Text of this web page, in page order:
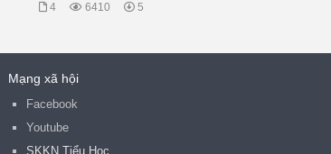
4 6410 5
Mạng xã hội
Facebook
Youtube
SKKN Tiểu Học